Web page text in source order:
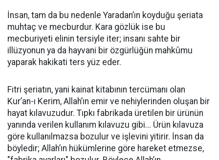
​İnsan, tam da bu nedenle Yaradan’ın koyduğu şeriata
muhtaç ve mecburdur. Kara gözlük ise bu
mecburiyeti elinin tersiyle iter; insanı sahte bir
illüzyonun ya da hayvani bir özgürlüğün mahkûmu
yaparak hakikati ters yüz eder.
​Fıtri şeriatın, yani kainat kitabının tercümanı olan
Kur’an-ı Kerim, Allah’ın emir ve nehiylerinden oluşan bir
hayat kılavuzudur. Tıpkı fabrikada üretilen bir ürünün
yanında verilen kullanım kılavuzu gibi... Ürün kılavuza
göre kullanılmazsa bozulur ve işlevini yitirir. İnsan da
böyledir; Allah’ın hükümlerine göre hareket etmezse,